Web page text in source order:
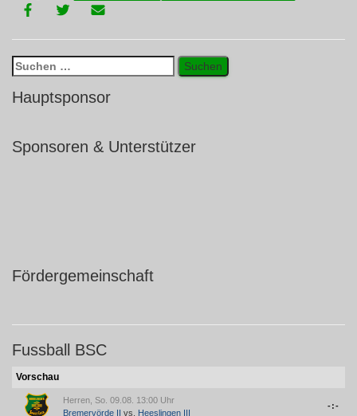
Suchen
nach:
Hauptsponsor
Sponsoren & Unterstützer
Fördergemeinschaft
Fussball BSC
Vorschau
Herren, So. 09.08. 13:00 Uhr
Bremervörde II vs. Heeslingen III
-:-